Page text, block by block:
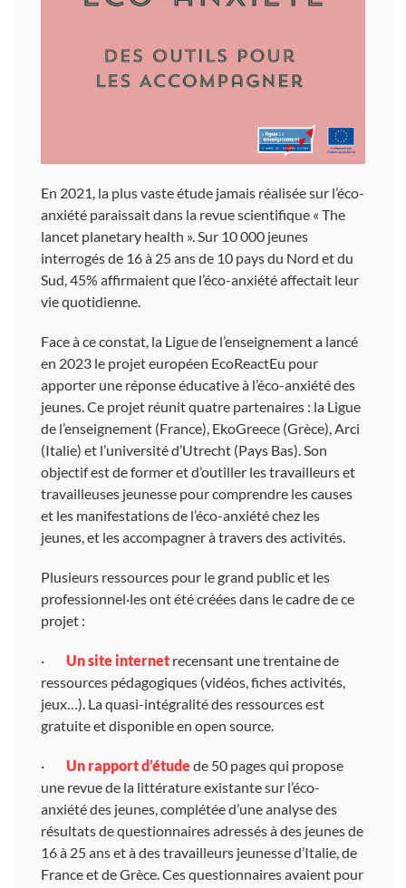
En 2021, la plus vaste étude jamais réalisée sur l’éco-
anxiété paraissait dans la revue scientifique « The
lancet planetary health ». Sur 10 000 jeunes
interrogés de 16 à 25 ans de 10 pays du Nord et du
Sud, 45% affirmaient que l’éco-anxiété affectait leur
vie quotidienne.
Face à ce constat, la Ligue de l’enseignement a lancé
en 2023 le projet européen EcoReactEu pour
apporter une réponse éducative à l’éco-anxiété des
jeunes. Ce projet réunit quatre partenaires : la Ligue
de l’enseignement (France), EkoGreece (Grèce), Arci
(Italie) et l’université d’Utrecht (Pays Bas). Son
objectif est de former et d’outiller les travailleurs et
travailleuses jeunesse pour comprendre les causes
et les manifestations de l’éco-anxiété chez les
jeunes, et les accompagner à travers des activités.
Plusieurs ressources pour le grand public et les
professionnel·les ont été créées dans le cadre de ce
projet :
· Un site internet recensant une trentaine de
ressources pédagogiques (vidéos, fiches activités,
jeux…). La quasi-intégralité des ressources est
gratuite et disponible en open source.
· Un rapport d’étudede 50 pages qui propose
une revue de la littérature existante sur l’éco-
anxiété des jeunes, complétée d’une analyse des
résultats de questionnaires adressés à des jeunes de
16 à 25 ans et à des travailleurs jeunesse d’Italie, de
France et de Grèce. Ces questionnaires avaient pour